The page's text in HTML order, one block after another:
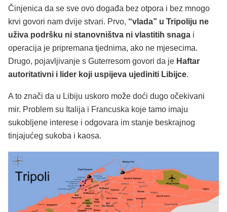
Činjenica da se sve ovo događa bez otpora i bez mnogo
krvi govori nam dvije stvari. Prvo, “vlada” u Tripoliju ne
uživa podršku ni stanovništva ni vlastitih snaga i
operacija je pripremana tjednima, ako ne mjesecima.
Drugo, pojavljivanje s Guterresom govori da je Haftar
autoritativni i lider koji uspijeva ujediniti Libijce.
A to znači da u Libiju uskoro može doći dugo očekivani
mir. Problem su Italija i Francuska koje tamo imaju
sukobljene interese i odgovara im stanje beskrajnog
tinjajućeg sukoba i kaosa.